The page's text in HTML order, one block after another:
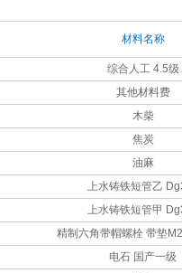
材料名称
综合人工 4.5级
其他材料费
木柴
焦炭
油麻
上水铸铁短管乙
上水铸铁短管甲
精制六角带帽螺栓 带垫
电石 国产一级